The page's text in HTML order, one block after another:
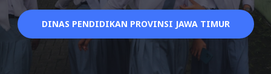
DINAS PENDIDIKAN PROVINSI JAWA TIMUR